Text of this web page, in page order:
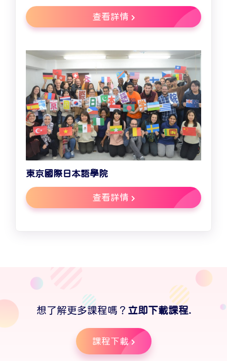
查看詳情
東京國際日本語學院
查看詳情
想了解更多課程嗎？ 立即下載課程.
課程下載